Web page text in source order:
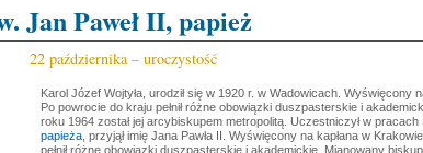
Jan Paweł II, papież
22 października – uroczystość
Karol Józef Wojtyła, urodził się w 1920 r. w Wadowicach. Wyświęcony
Po powrocie do kraju pełnił różne obowiązki duszpasterskie i
roku 1964 został jej arcybiskupem metropolitą. Uczestniczył w
papieża, przyjął imię Jana Pawła II. Wyświęcony na kapłana w
pełnił różne obowiązki duszpasterskie i akademickie. Mianowany